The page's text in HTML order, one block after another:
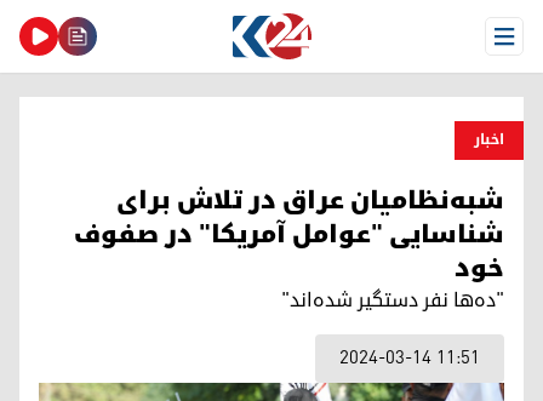
Open Menu
اخبار
شبه‌نظامیان عراق در تلاش برای
شناسایی "عوامل آمریکا" در صفوف
خود
"دەها نفر دستگیر شده‌اند"
2024-03-14 11:51